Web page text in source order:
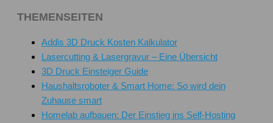
THEMENSEITEN
Addis 3D Druck Kosten Kalkulator
Lasercutting & Lasergravur – Eine Übersicht
3D Druck Einsteiger Guide
Haushaltsroboter & Smart Home: So wird dein
Zuhause smart
Homelab aufbauen: Der Einstieg ins Self-Hosting